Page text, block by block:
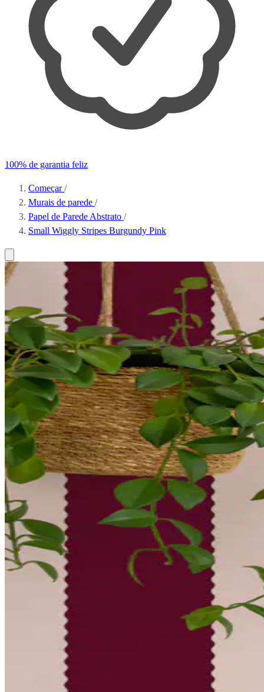
100% de garantia feliz
Começar/
Murais de parede /
Papel de Parede Abstrato /
Small Wiggly Stripes Burgundy Pink